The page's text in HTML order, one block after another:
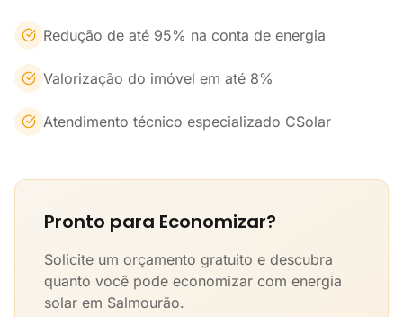
Redução de até 95% na conta de energia
Valorização do imóvel em até 8%
Atendimento técnico especializado CSolar
Pronto para Economizar?
Solicite um orçamento gratuito e descubra
quanto você pode economizar com energia
solar em Salmourão.